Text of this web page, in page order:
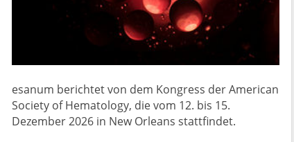
esanum berichtet von dem Kongress der American
Society of Hematology, die vom 12. bis 15.
Dezember 2026 in New Orleans stattfindet.